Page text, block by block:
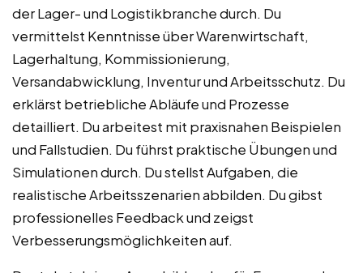
der Lager- und Logistikbranche durch. Du
vermittelst Kenntnisse über Warenwirtschaft,
Lagerhaltung, Kommissionierung,
Versandabwicklung, Inventur und Arbeitsschutz. Du
erklärst betriebliche Abläufe und Prozesse
detailliert. Du arbeitest mit praxisnahen Beispielen
und Fallstudien. Du führst praktische Übungen und
Simulationen durch. Du stellst Aufgaben, die
realistische Arbeitsszenarien abbilden. Du gibst
professionelles Feedback und zeigst
Verbesserungsmöglichkeiten auf.